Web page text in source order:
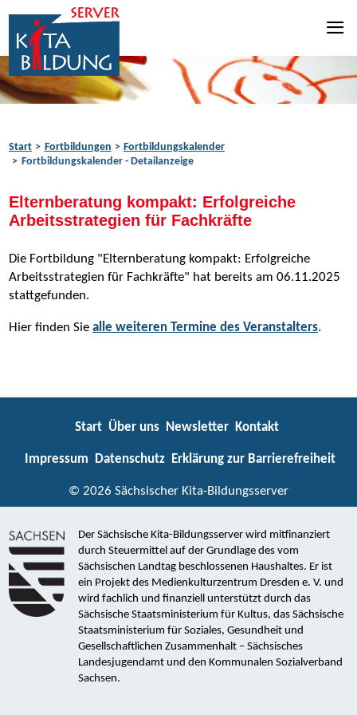
Zum Inhalt springen
Zur Navigation springen
Zum Fußbereich springen
Start Fortbildungen
Fortbildungskalender
Fortbildungskalender - Detailanzeige
Elternberatung kompakt: Erfolgreiche
Arbeitsstrategien für Fachkräfte
Die Fortbildung "Elternberatung kompakt: Erfolgreiche
Arbeitsstrategien für Fachkräfte" hat bereits am 06.11.2025
stattgefunden.
Hier finden Sie alle weiteren Termine des Veranstalters.
Start Über uns Newsletter Kontakt
Impressum Datenschutz Erklärung zur Barrierefreiheit
© 2026 Sächsischer Kita-Bildungsserver
Der Sächsische Kita-Bildungsserver wird mitfinanziert
durch Steuermittel auf der Grundlage des vom
Sächsischen Landtag beschlossenen Haushaltes. Er ist
ein Projekt des Medienkulturzentrum Dresden e. V. und
wird fachlich und finanziell unterstützt durch das
Sächsische Staatsministerium für Kultus, das Sächsische
Staatsministerium für Soziales, Gesundheit und
Gesellschaftlichen Zusammenhalt – Sächsisches
Landesjugendamt und den Kommunalen Sozialverband
Sachsen.